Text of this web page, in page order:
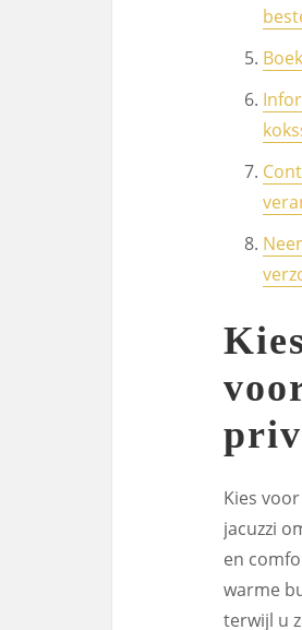
Kies
jacuzzi
en
warme
terwijl u